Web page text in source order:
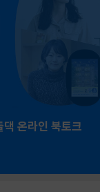
댁 온라인 북토크